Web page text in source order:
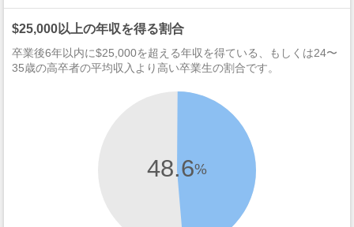
$25,000以上の年収を得る割合
卒業後6年以内に$25,000を超える年収を得ている、もしくは24〜
35歳の高卒者の平均収入より高い卒業生の割合です。
48.6%